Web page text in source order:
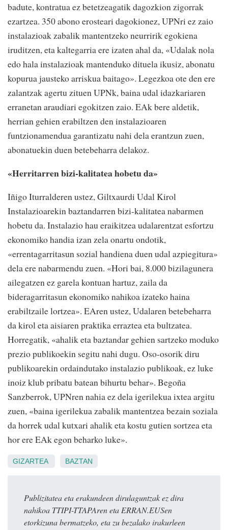
badute, kontratua ez betetzeagatik dagozkion zigorrak
ezartzea. 350 abono erosteari dagokionez, UPNri ez zaio
instalazioak zabalik mantentzeko neurririk egokiena
iruditzen, eta kaltegarria ere izaten ahal da, «Udalak nola
edo hala instalazioak mantenduko dituela ikusiz, abonatu
kopurua jausteko arriskua baitago». Legezkoa ote den ere
zalantzak agertu zituen UPNk, baina udal idazkariaren
erranetan araudiari egokitzen zaio. EAk bere aldetik,
herrian gehien erabiltzen den instalazioaren
funtzionamendua garantizatu nahi dela erantzun zuen,
abonatuekin duen betebeharra delakoz.
«Herritarren bizi-kalitatea hobetu da»
Iñigo Iturralderen ustez, Giltxaurdi Udal Kirol
Instalazioarekin baztandarren bizi-kalitatea nabarmen
hobetu da. Instalazio hau eraikitzea udalarentzat esfortzu
ekonomiko handia izan zela onartu ondotik,
«errentagarritasun sozial handiena duen udal azpiegitura»
dela ere nabarmendu zuen. «Hori bai, 8.000 bizilagunera
ailegatzen ez garela kontuan hartuz, zaila da
bideragarritasun ekonomiko nahikoa izateko haina
erabiltzaile lortzea». EAren ustez, Udalaren betebeharra
da kirol eta aisiaren praktika erraztea eta bultzatea.
Horregatik, «ahalik eta baztandar gehien sartzeko moduko
prezio publikoekin segitu nahi dugu. Oso-osorik diru
publikoarekin ordaindutako instalazio publikoak, ez luke
inoiz klub pribatu batean bihurtu behar». Begoña
Sanzberrok, UPNren nahia ez dela igerilekua ixtea argitu
zuen, «baina igerilekua zabalik mantentzea bezain soziala
da horrek udal kutxari ahalik eta kostu gutien sortzea eta
hor ere EAk egon beharko luke».
GIZARTEA BAZTAN
Publizitatea eta erakundeen dirulaguntzak ez dira
nahikoa TTIPI-TTAPAren eta ERRAN.EUSen
etorkizuna bermatzeko, eta zu bezalako irakurleen